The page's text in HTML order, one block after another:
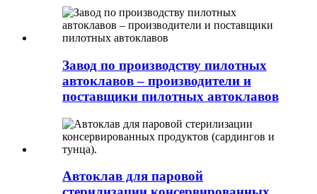
Завод по производству пилотных
автоклавов – производители и
поставщики пилотных автоклавов
Автоклав для паровой